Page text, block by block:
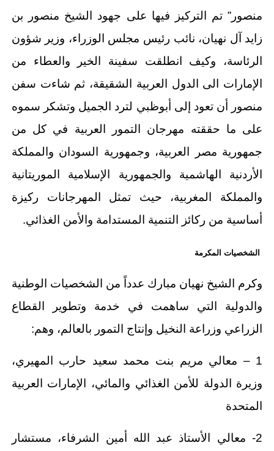
منصور” تم التركيز فيها على جهود الشيخ منصور بن
زايد آل نهيان، نائب رئيس مجلس الوزراء، وزير شؤون
الرئاسة، وكيف انطلقت سفينة الخير والعطاء من
الإمارات الى الدول العربية الشقيقة، ثم شاءت سفن
منصور أن تعود إلى أبوظبي لترد الجميل وتشكر سموه
على ما حققته مهرجان التمور العربية في كل من
جمهورية مصر العربية، وجمهورية السودان والمملكة
الأردنية الهاشمية والجمهورية الإسلامية الموريتانية
والمملكة المغربية، حيث تمثل المهرجانات ركيزة
أساسية من ركائز التنمية المستدامة والأمن الغذائي.
الشخصيات المكرمة
وكرم الشيخ نهيان مبارك عدداً من الشخصيات الوطنية
والدولية التي ساهمت في خدمة وتطوير القطاع
الزراعي وزراعة النخيل وإنتاج التمور بالعالم، وهم:
1 – معالي مريم بنت محمد سعيد حارب المهيري،
وزيرة الدولة للأمن الغذائي والمائي، الإمارات العربية
المتحدة
2- معالي الأستاذ عبد الله أمين الشرفاء، مستشار